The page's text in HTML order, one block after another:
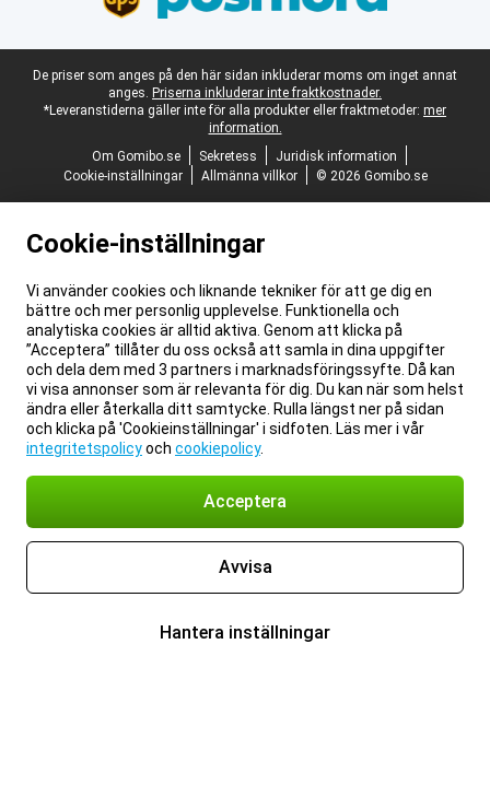
Juridisk fotnot
De priser som anges på den här sidan inkluderar moms om inget annat
anges. Priserna inkluderar inte fraktkostnader.
*Leveranstiderna gäller inte för alla produkter eller fraktmetoder: mer
information.
Om Gomibo.se
Sekretess
Juridisk information
Cookie-inställningar
Allmänna villkor © 2026 Gomibo.se
Cookie-inställningar
Vi använder cookies och liknande tekniker för att ge dig en
bättre och mer personlig upplevelse. Funktionella och
analytiska cookies är alltid aktiva. Genom att klicka på
”Acceptera” tillåter du oss också att samla in dina uppgifter
och dela dem med 3 partners i marknadsföringssyfte. Då kan
vi visa annonser som är relevanta för dig. Du kan när som helst
ändra eller återkalla ditt samtycke. Rulla längst ner på sidan
och klicka på 'Cookieinställningar' i sidfoten. Läs mer i vår
integritetspolicyoch cookiepolicy.
Acceptera
Avvisa
Hantera inställningar